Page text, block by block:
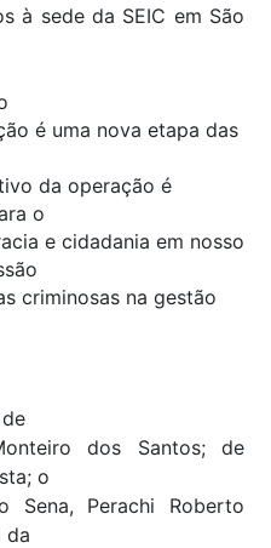
à sede da SEIC em São
é uma nova etapa das
da operação é
o
e cidadania em nosso
criminosas na gestão
dos Santos; de
o
Sena, Perachi Roberto
da